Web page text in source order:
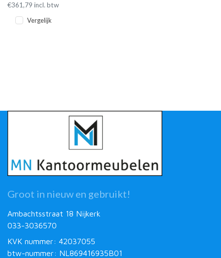
€361,79 incl. btw
Vergelijk
Groot in nieuw en gebruikt!
Ambachtsstraat 18 Nijkerk
033-3036570
KVK nummer: 42037055
btw-nummer: NL869416935B01